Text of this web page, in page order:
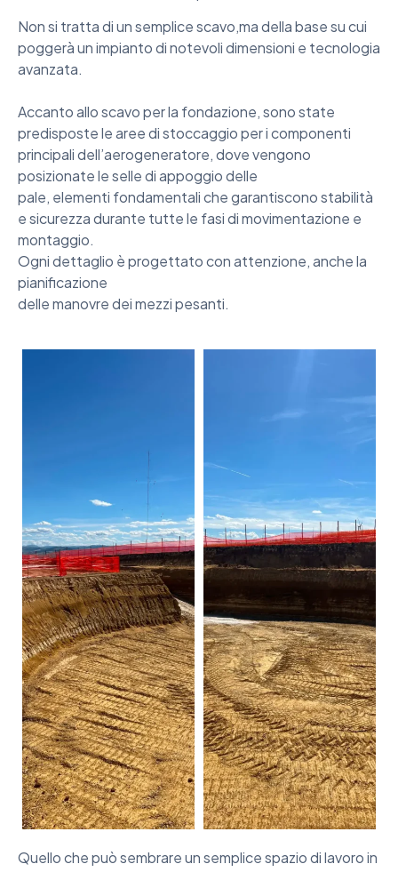
Non si tratta di un semplice scavo,ma della base su cui
poggerà un impianto di notevoli dimensioni e tecnologia
avanzata.
Accanto allo scavo per la fondazione, sono state
predisposte le aree di stoccaggio per i componenti
principali dell’aerogeneratore, dove vengono
posizionate le selle di appoggio delle
pale, elementi fondamentali che garantiscono stabilità
e sicurezza durante tutte le fasi di movimentazione e
montaggio.
Ogni dettaglio è progettato con attenzione, anche la
pianificazione
delle manovre dei mezzi pesanti.
Quello che può sembrare un semplice spazio di lavoro in